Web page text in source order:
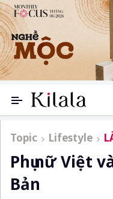
Topic Lifestyle
Phụ nữ Việt
Bản